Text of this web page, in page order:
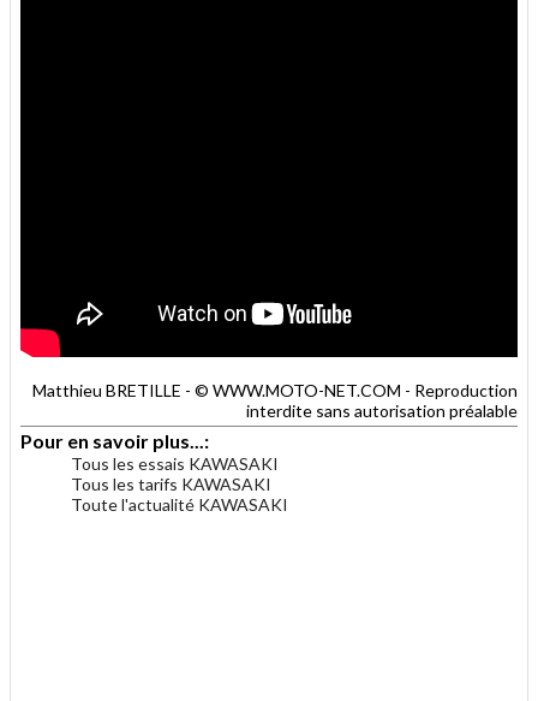
Matthieu BRETILLE - © WWW.MOTO-NET.COM - Reproduction
interdite sans autorisation préalable
Pour en savoir plus...:
Tous les essais KAWASAKI
Tous les tarifs KAWASAKI
Toute l'actualité KAWASAKI